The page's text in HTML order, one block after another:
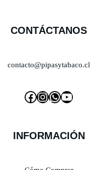
CONTÁCTANOS
contacto@pipasytabaco.cl
INFORMACIÓN